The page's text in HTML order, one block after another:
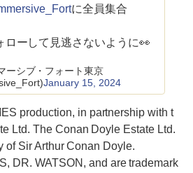
に全員集合
ローして見逃さないように👀
ーシブ・フォート東京
January 15, 2024
production, in partnership with t
Ltd. The Conan Doyle Estate Ltd.
of Sir Arthur Conan Doyle.
DR. WATSON, and are trademark